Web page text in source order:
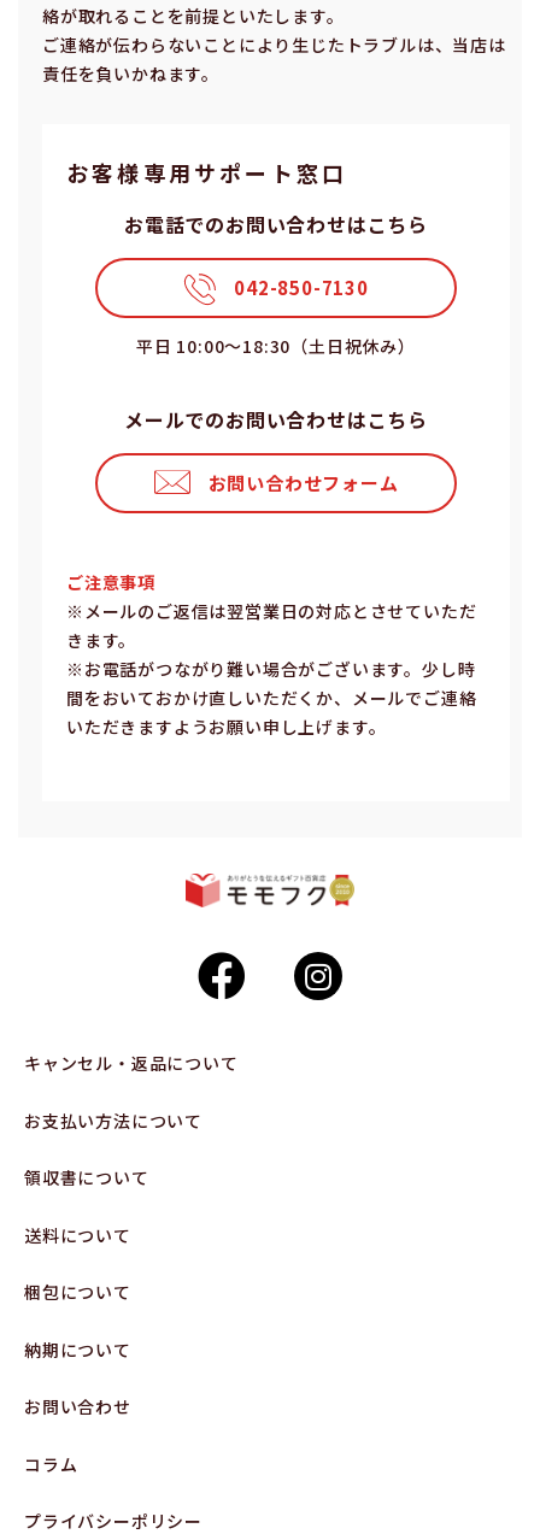
絡が取れることを前提といたします。
ご連絡が伝わらないことにより⽣じたトラブルは、当店は
責任を負いかねます。
お客様専⽤サポート窓⼝
お電話でのお問い合わせはこちら
042-850-7130
平⽇ 10:00〜18:30（⼟⽇祝休み）
メールでのお問い合わせはこちら
お問い合わせフォーム
ご注意事項
※メールのご返信は翌営業⽇の対応とさせていただ
きます。
※お電話がつながり難い場合がございます。少し時
間をおいておかけ直しいただくか、メールでご連絡
いただきますようお願い申し上げます。
キャンセル・返品について
お支払い方法について
領収書について
送料について
梱包について
納期について
お問い合わせ
コラム
プライバシーポリシー